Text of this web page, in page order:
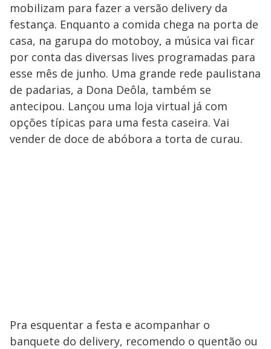
mobilizam para fazer a versão delivery da
festança. Enquanto a comida chega na porta de
casa, na garupa do motoboy, a música vai ficar
por conta das diversas lives programadas para
esse mês de junho. Uma grande rede paulistana
de padarias, a Dona Deôla, também se
antecipou. Lançou uma loja virtual já com
opções típicas para uma festa caseira. Vai
vender de doce de abóbora a torta de curau.
Pra esquentar a festa e acompanhar o
banquete do delivery, recomendo o quentão ou